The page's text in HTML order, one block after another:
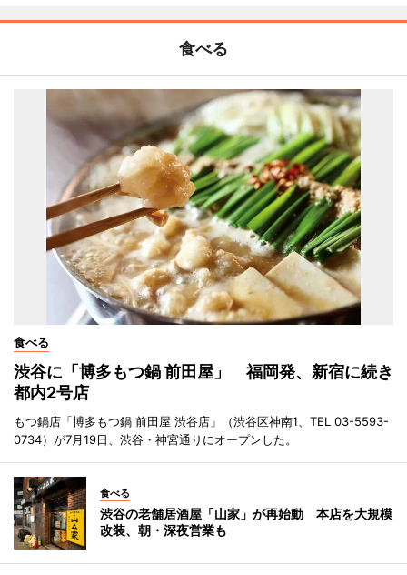
食べる
食べる
渋谷に「博多もつ鍋 前田屋」 福岡発、新宿に続き
都内2号店
もつ鍋店「博多もつ鍋 前田屋 渋谷店」（渋谷区神南1、TEL 03-5593-
0734）が7月19日、渋谷・神宮通りにオープンした。
食べる
渋谷の老舗居酒屋「山家」が再始動 本店を大規模
改装、朝・深夜営業も